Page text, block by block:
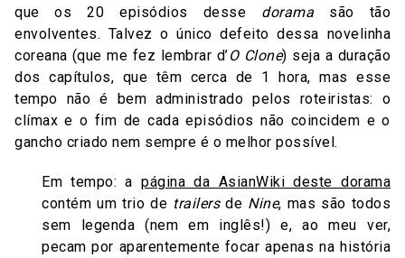
que os 20 episódios desse dorama são tão
envolventes. Talvez o único defeito dessa novelinha
coreana (que me fez lembrar d’O Clone) seja a duração
dos capítulos, que têm cerca de 1 hora, mas esse
tempo não é bem administrado pelos roteiristas: o
clímax e o fim de cada episódios não coincidem e o
gancho criado nem sempre é o melhor possível.
Em tempo: apágina da AsianWiki deste dorama
contém um trio de trailersde Nine, mas são todos
sem legenda (nem em inglês!) e, ao meu ver,
pecam por aparentemente focar apenas na história